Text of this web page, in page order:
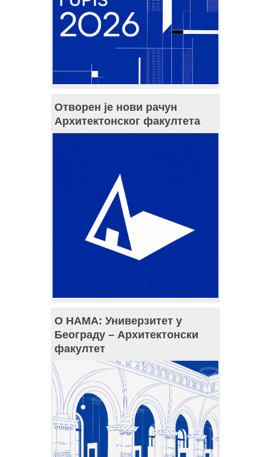
Отворен је нови рачун
Архитектонског факултета
О НАМА: Универзитет у
Београду – Архитектонски
факултет